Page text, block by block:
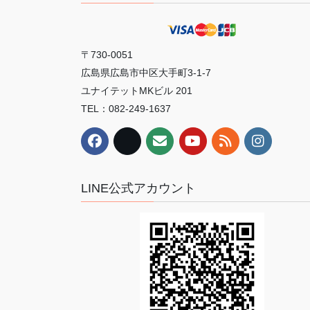
〒730-0051
広島県広島市中区大手町3-1-7
ユナイテットMKビル 201
TEL：082-249-1637
LINE公式アカウント